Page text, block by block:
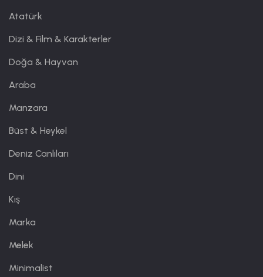
Atatürk
Dizi & Film & Karakterler
Doğa & Hayvan
Araba
Manzara
Büst & Heykel
Deniz Canlıları
Dini
Kış
Marka
Melek
Minimalist